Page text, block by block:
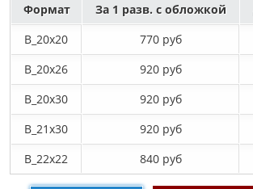
Формат За 1 разв. с обложкой
B_20х20
770 руб
B_20х26
920 руб
B_20х30
920 руб
B_21х30
920 руб
B_22х22
840 руб